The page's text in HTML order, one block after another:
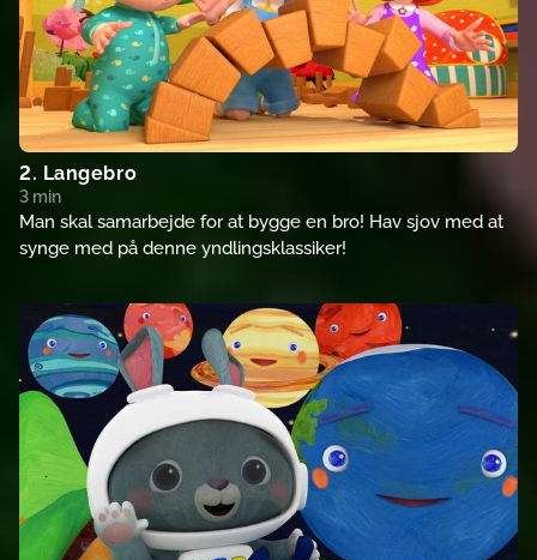
2. Langebro
3 min
Man skal samarbejde for at bygge en bro! Hav sjov med at
synge med på denne yndlingsklassiker!